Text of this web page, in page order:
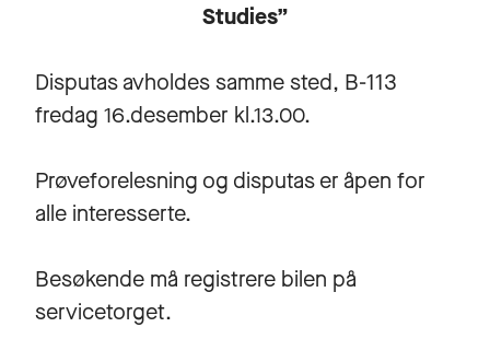
Studies”
Disputas avholdes samme sted, B-113
fredag 16.desember kl.13.00.
Prøveforelesning og disputas er åpen for
alle interesserte.
Besøkende må registrere bilen på
servicetorget.